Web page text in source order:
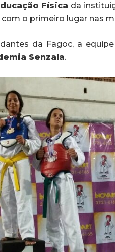
Física da
com o primeiro lugar nas
da Fagoc, a
Senzala.